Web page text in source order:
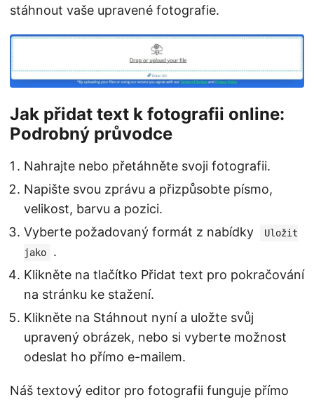
stáhnout vaše upravené fotografie.
Jak přidat text k fotografii online:
Podrobný průvodce
Nahrajte nebo přetáhněte svoji fotografii.
Napište svou zprávu a přizpůsobte písmo,
velikost, barvu a pozici.
Vyberte požadovaný formát z nabídky
Uložit
jako
.
Klikněte na tlačítko Přidat text pro pokračování
na stránku ke stažení.
Klikněte na Stáhnout nyní a uložte svůj
upravený obrázek, nebo si vyberte možnost
odeslat ho přímo e-mailem.
Náš textový editor pro fotografii funguje přímo